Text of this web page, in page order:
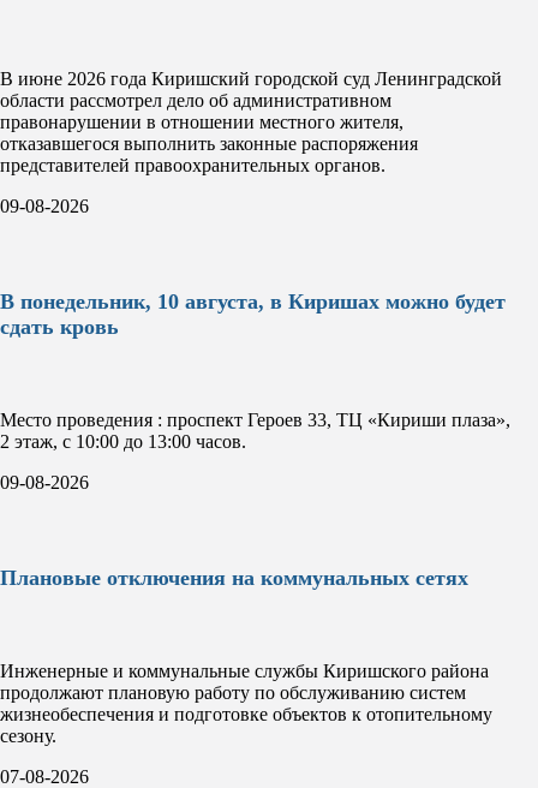
В июне 2026 года Киришский городской суд Ленинградской
области рассмотрел дело об административном
правонарушении в отношении местного жителя,
отказавшегося выполнить законные распоряжения
представителей правоохранительных органов.
09-08-2026
В понедельник, 10 августа, в Киришах можно будет
сдать кровь
Место проведения : проспект Героев 33, ТЦ «Кириши плаза»,
2 этаж, с 10:00 до 13:00 часов.
09-08-2026
Плановые отключения на коммунальных сетях
Инженерные и коммунальные службы Киришского района
продолжают плановую работу по обслуживанию систем
жизнеобеспечения и подготовке объектов к отопительному
сезону.
07-08-2026